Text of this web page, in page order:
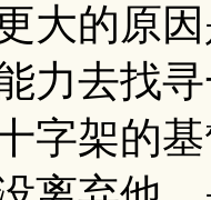
大的原
力去找
字架的